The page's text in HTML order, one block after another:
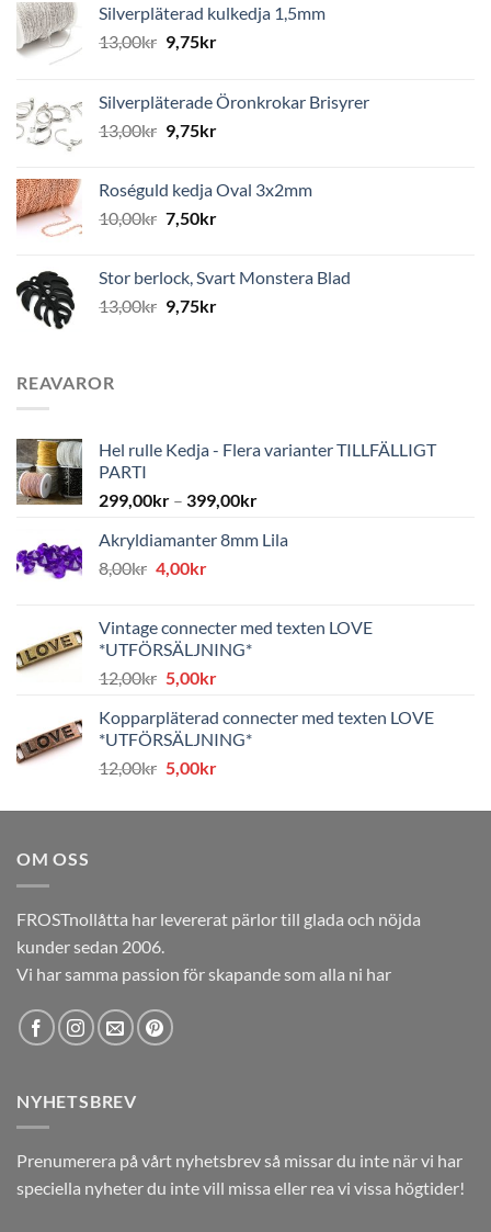
Silverpläterad kulkedja 1,5mm
13,00kr 9,75kr
Silverpläterade Öronkrokar Brisyrer
13,00kr 9,75kr
Roséguld kedja Oval 3x2mm
10,00kr 7,50kr
Stor berlock, Svart Monstera Blad
13,00kr 9,75kr
REAVAROR
Hel rulle Kedja - Flera varianter TILLFÄLLIGT
PARTI
299,00kr – 399,00kr
Akryldiamanter 8mm Lila
8,00kr Det
var:
8,00kr.
4,00krDet
är:
4,00kr.
Vintage connecter med texten LOVE
*UTFÖRSÄLJNING*
12,00kr Det
priset
var:
12,00kr.
5,00krDet
priset
är:
5,00kr.
Kopparpläterad connecter med texten LOVE
*UTFÖRSÄLJNING*
12,00kr Det
priset
5,00krDet
priset
OM OSS
FROSTnollåtta har levererat pärlor till glada och nöjda
kunder sedan 2006.
Vi har samma passion för skapande som alla ni har
NYHETSBREV
Prenumerera på vårt nyhetsbrev så missar du inte när vi har
speciella nyheter du inte vill missa eller rea vi vissa högtider!